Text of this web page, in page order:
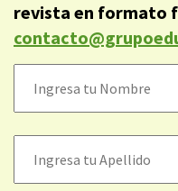
revista en formato